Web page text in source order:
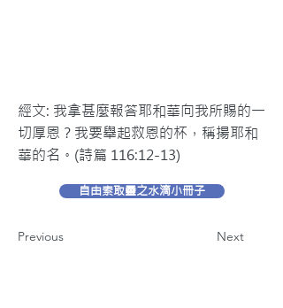
經文: 我拿甚麼報答耶和華向我所賜的一
切厚恩？我要舉起救恩的杯，稱揚耶和
華的名。(詩篇 116:12-13)
自由索取靈之水滴小冊子
Previous Next